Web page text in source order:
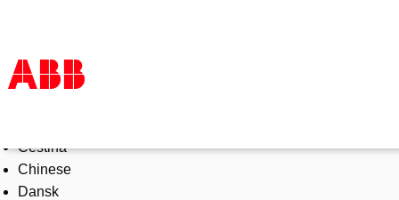
Products & Solutions
Industries
Services
Čeština
Chinese
Dansk